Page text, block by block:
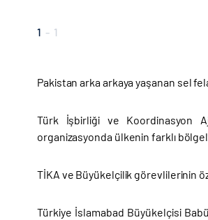
1 - 1
Pakistan arka arkaya yaşanan sel
Türk İşbirliği ve Koordinasyon
organizasyonda ülkenin farklı
TİKA ve Büyükelçilik görevlilerinin
Türkiye İslamabad Büyükelçisi